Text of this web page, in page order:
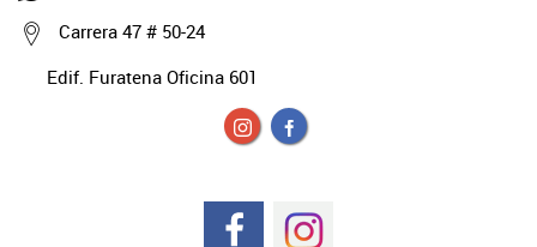
Carrera 47 # 50-24
Edif. Furatena Oficina 601